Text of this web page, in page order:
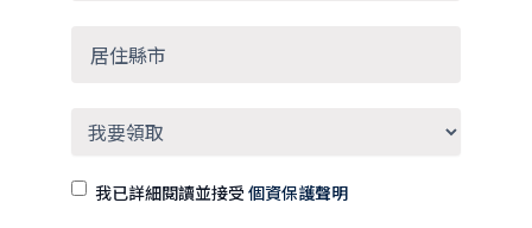
我已詳細閱讀並接受 個資保護聲明